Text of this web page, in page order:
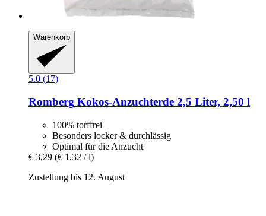
Warenkorb
5.0 (17)
Romberg Kokos-​Anzuchterde 2,5 Liter, 2,50 l
100% torffrei
Besonders locker & durchlässig
Optimal für die Anzucht
€ 3,29 (€ 1,32 / l)
Zustellung bis 12. August